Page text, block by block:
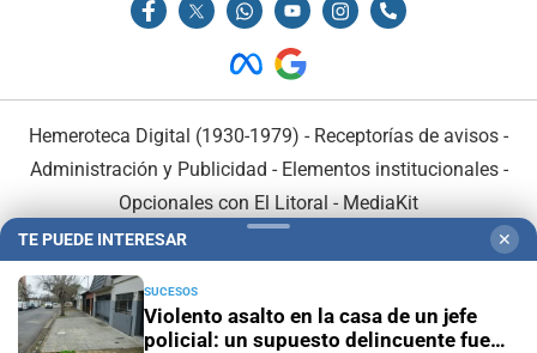
Hemeroteca Digital (1930-1979) - Receptorías de avisos -
Administración y Publicidad - Elementos institucionales-
Opcionales con El Litoral - MediaKit
TE PUEDE INTERESAR ✕
SUCESOS
Violento asalto en la casa de un jefe
policial: un supuesto delincuente fue